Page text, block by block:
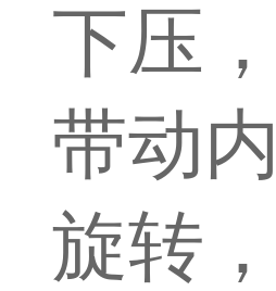
下压
带动
旋转